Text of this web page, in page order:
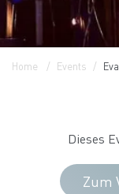
Home Events
Dieses
Zum